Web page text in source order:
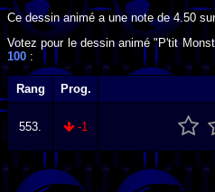
Ce dessin animé a une note de4.50
Votez pour le dessin animé "P'tit
100 :
Rang Prog.
553. -1